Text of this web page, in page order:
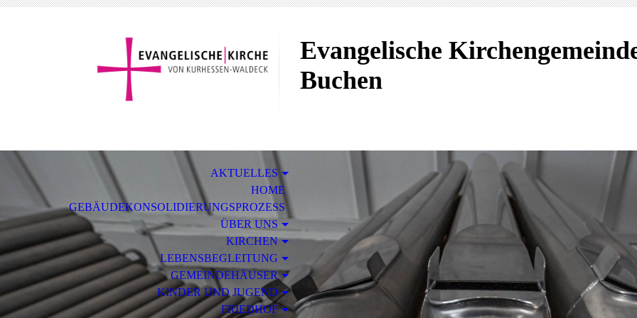
Evangelische
Buchen
AKTUELLES
HOME
GEBÄUDEKONSOLIDIERUNGSPROZESS
ÜBER UNS
KIRCHEN
LEBENSBEGLEITUNG
GEMEINDEHÄUSER
KINDER UND JUGEND
FRIEDHOF